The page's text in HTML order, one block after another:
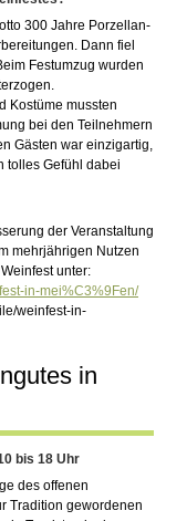
300 Jahre Porzellan-
Dann fiel
Festumzug wurden
Kostüme mussten
bei den Teilnehmern
Gästen war einzigartig,
tolles Gefühl dabei
der Veranstaltung
mehrjährigen Nutzen
unter:
in-mei%C3%9Fen/
weinfest-in-
in
bis 18 Uhr
des offenen
Tradition gewordenen